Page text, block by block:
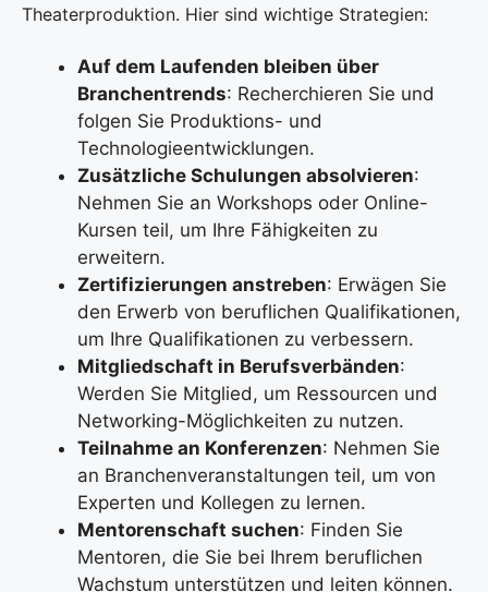
Theaterproduktion. Hier sind wichtige Strategien:
Auf dem Laufenden bleiben über
Branchentrends: Recherchieren Sie und
folgen Sie Produktions- und
Technologieentwicklungen.
Zusätzliche Schulungen absolvieren:
Nehmen Sie an Workshops oder Online-
Kursen teil, um Ihre Fähigkeiten zu
erweitern.
Zertifizierungen anstreben: Erwägen Sie
den Erwerb von beruflichen Qualifikationen,
um Ihre Qualifikationen zu verbessern.
Mitgliedschaft in Berufsverbänden:
Werden Sie Mitglied, um Ressourcen und
Networking-Möglichkeiten zu nutzen.
Teilnahme an Konferenzen: Nehmen Sie
an Branchenveranstaltungen teil, um von
Experten und Kollegen zu lernen.
Mentorenschaft suchen: Finden Sie
Mentoren, die Sie bei Ihrem beruflichen
Wachstum unterstützen und leiten können.